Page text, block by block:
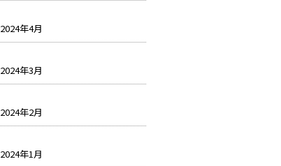
2024年4月
2024年3月
2024年2月
2024年1月